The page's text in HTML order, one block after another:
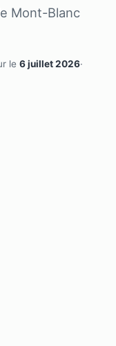
Mont-Blanc
le 6 juillet 2026·